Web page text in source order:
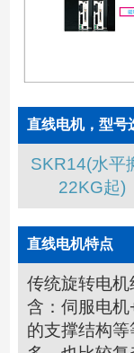
直线电机，型号
SKR14(水平
22KG起)
直线电机特点
传统旋转电
含：伺服电
的支撑结构